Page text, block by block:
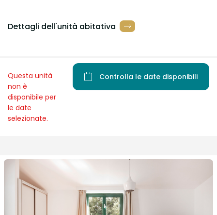
Dettagli dell'unità abitativa
Questa unità
non è
disponibile per
le date
selezionate.
Controlla le date disponibili